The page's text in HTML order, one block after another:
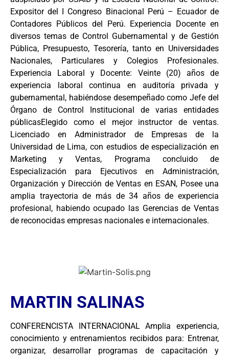
Expositor del I Congreso Binacional Perú – Ecuador de
Contadores Públicos del Perú. Experiencia Docente en
diversos temas de Control Gubernamental y de Gestión
Pública, Presupuesto, Tesorería, tanto en Universidades
Nacionales, Particulares y Colegios Profesionales.
Experiencia Laboral y Docente: Veinte (20) años de
experiencia laboral continua en auditoría privada y
gubernamental, habiéndose desempeñado como Jefe del
Órgano de Control Institucional de varias entidades
públicasElegido como el mejor instructor de ventas.
Licenciado en Administrador de Empresas de la
Universidad de Lima, con estudios de especialización en
Marketing y Ventas, Programa concluido de
Especialización para Ejecutivos en Administración,
Organización y Dirección de Ventas en ESAN, Posee una
amplia trayectoria de más de 34 años de experiencia
profesional, habiendo ocupado las Gerencias de Ventas
de reconocidas empresas nacionales e internacionales.
MARTIN SALINAS
CONFERENCISTA INTERNACIONAL Amplia experiencia,
conocimiento y entrenamientos recibidos para: Entrenar,
organizar, desarrollar programas de capacitación y